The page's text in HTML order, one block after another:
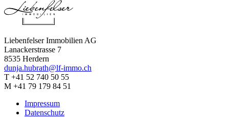
Liebenfelser Immobilien AG
Lanackerstrasse 7
8535 Herdern
dunja.hubrath@lf-immo.ch
T +41 52 740 50 55
M +41 79 179 84 51
Impressum
Datenschutz